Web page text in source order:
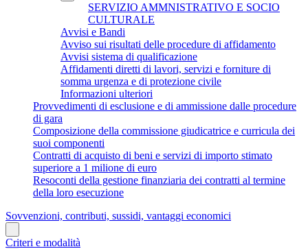
SERVIZIO AMMNISTRATIVO E SOCIO
CULTURALE
Avvisi e Bandi
Avviso sui risultati delle procedure di affidamento
Avvisi sistema di qualificazione
Affidamenti diretti di lavori, servizi e forniture di
somma urgenza e di protezione civile
Informazioni ulteriori
Provvedimenti di esclusione e di ammissione dalle procedure
di gara
Composizione della commissione giudicatrice e curricula dei
suoi componenti
Contratti di acquisto di beni e servizi di importo stimato
superiore a 1 milione di euro
Resoconti della gestione finanziaria dei contratti al termine
della loro esecuzione
Sovvenzioni, contributi, sussidi, vantaggi economici
Criteri e modalità